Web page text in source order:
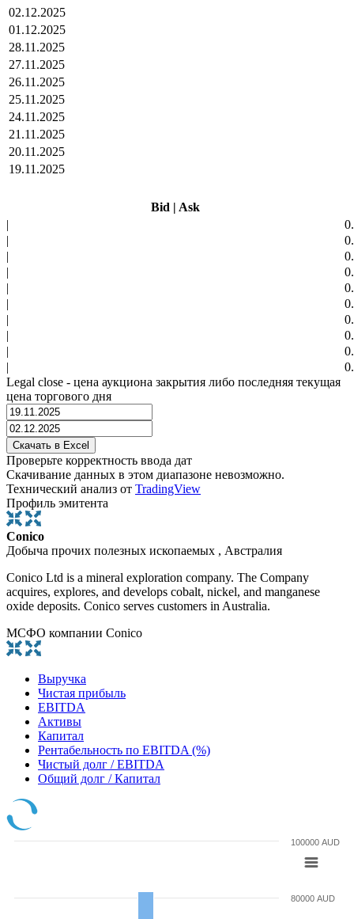
02.12.2025
01.12.2025
28.11.2025
27.11.2025
26.11.2025
25.11.2025
24.11.2025
21.11.2025
20.11.2025
19.11.2025
Bid | Ask
|
|
|
|
|
|
|
|
|
|
Legal close - цена аукциона закрытия либо последняя текущая
цена торгового дня
Проверьте корректность ввода дат
Скачивание данных в этом диапазоне невозможно.
Технический анализ от TradingView
Профиль эмитента
Conico
Добыча прочих полезных ископаемых , Австралия
Conico Ltd is a mineral exploration company. The Company
acquires, explores, and develops cobalt, nickel, and manganese
oxide deposits. Conico serves customers in Australia.
МСФО компании Conico
Выручка
Чистая прибыль
EBITDA
Активы
Капитал
Рентабельность по EBITDA (%)
Чистый долг / EBITDA
Общий долг / Капитал
80000 AUD
100000 AUD